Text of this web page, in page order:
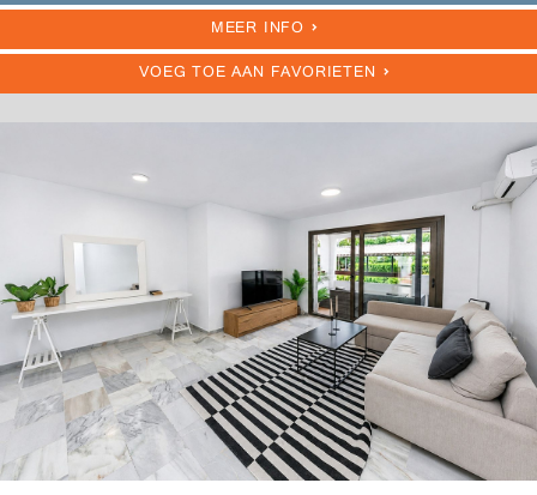
MEER INFO
VOEG TOE AAN FAVORIETEN